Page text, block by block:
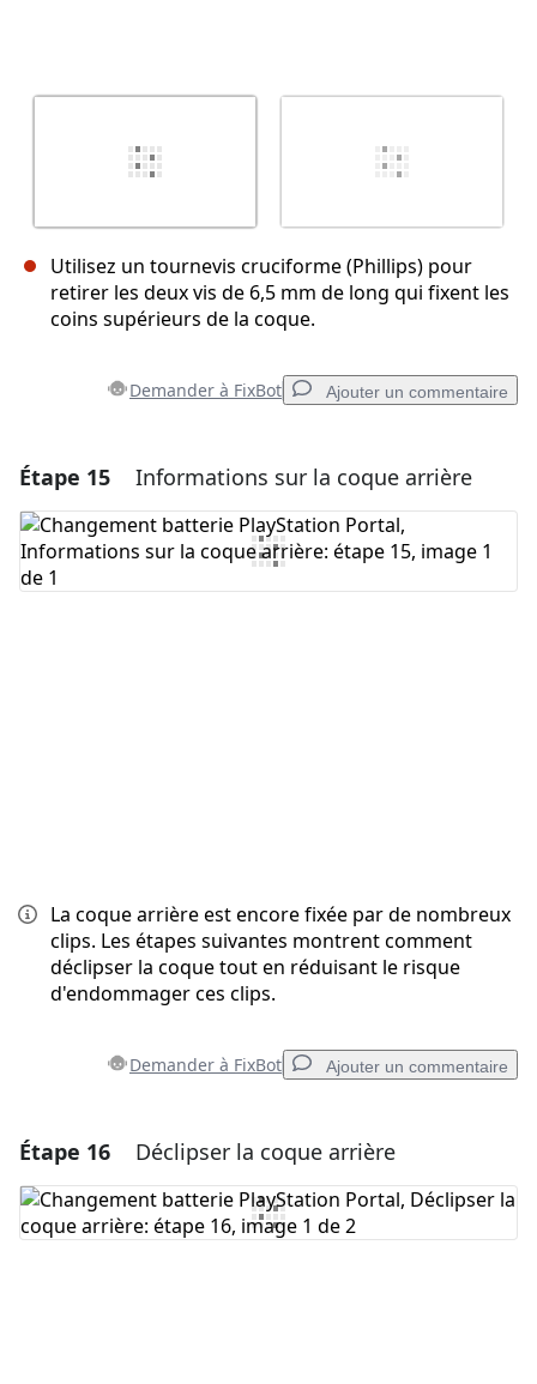
Utilisez un tournevis cruciforme (Phillips) pour
retirer les deux vis de 6,5 mm de long qui fixent les
coins supérieurs de la coque.
Demander à FixBot Ajouter un commentaire
Ajouter un commentaire
Ajouter un commentaire
Étape 15 Informations sur la coque arrière
La coque arrière est encore fixée par de nombreux
clips. Les étapes suivantes montrent comment
déclipser la coque tout en réduisant le risque
d'endommager ces clips.
Demander à FixBot Ajouter un commentaire
Ajouter un commentaire
Ajouter un commentaire
Étape 16 Déclipser la coque arrière